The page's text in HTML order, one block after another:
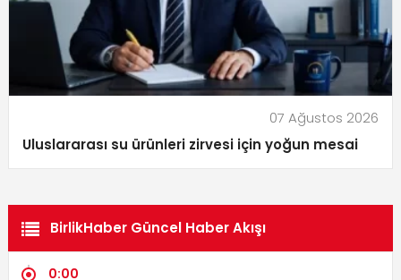
07 Ağustos 2026
Uluslararası su ürünleri zirvesi için yoğun mesai
BirlikHaber Güncel Haber Akışı
0:00